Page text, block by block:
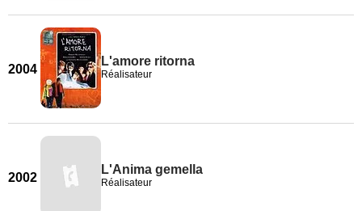
2004
L'amore ritorna
Réalisateur
2002
L'Anima gemella
Réalisateur